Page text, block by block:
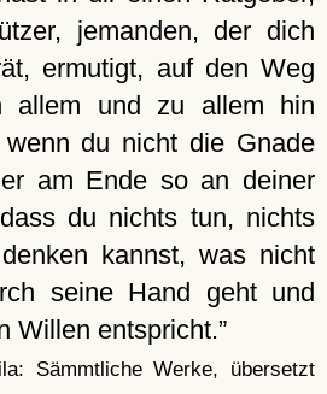
jemanden, der dich
ermutigt, auf den Weg
allem und zu allem hin
du nicht die Gnade
am Ende so an deiner
du nichts tun, nichts
kannst, was nicht
seine Hand geht und
Willen entspricht.
Sämmtliche Werke, übersetzt